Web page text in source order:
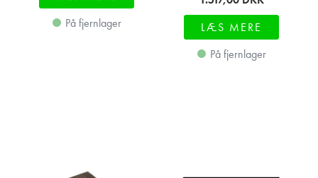
På fjernlager
LÆS MERE
På fjernlager